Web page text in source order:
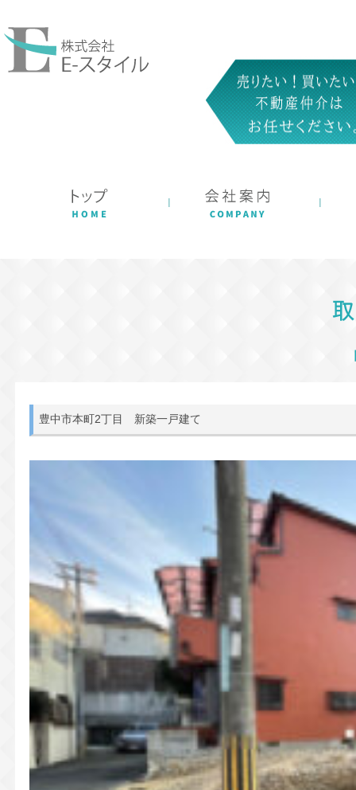
豊中市本町2丁目 新築一戸建て